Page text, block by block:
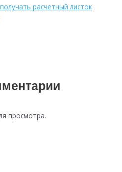
расчетный листок
просмотра.